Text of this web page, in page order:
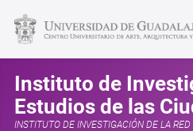
Instituto de
Estudios de las
INSTITUTO DE INVESTIGACIÓN DE LA